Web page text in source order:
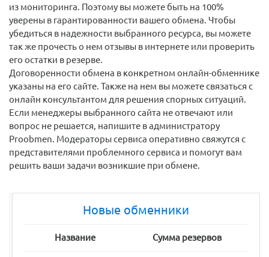
из мониторинга. Поэтому вы можете быть на 100%
уверены в гарантированности вашего обмена. Чтобы
убедиться в надежности выбранного ресурса, вы можете
так же прочесть о нем отзывы в интернете или проверить
его остатки в резерве.
Договоренности обмена в конкретном онлайн-обменнике
указаны на его сайте. Также на нем вы можете связаться с
онлайн консультантом для решения спорных ситуаций.
Если менеджеры выбранного сайта не отвечают или
вопрос не решается, напишите в администратору
Proobmen. Модераторы сервиса оперативно свяжутся с
представителями проблемного сервиса и помогут вам
решить ваши задачи возникшие при обмене.
Новые обменники
Название Сумма резервов